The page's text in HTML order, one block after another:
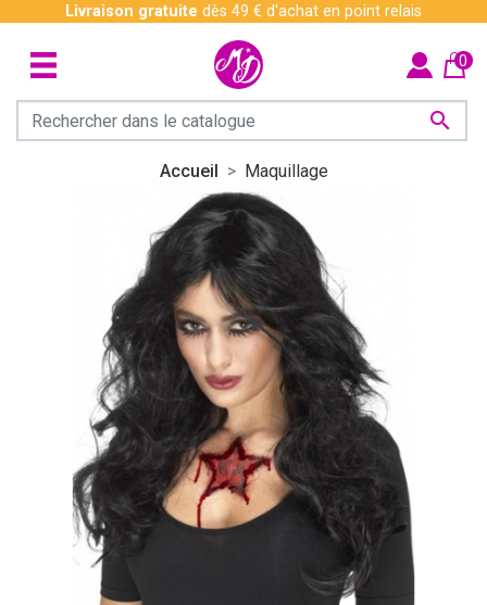
Livraison gratuite dès 49 € d'achat en point relais

0
Accueil Maquillage